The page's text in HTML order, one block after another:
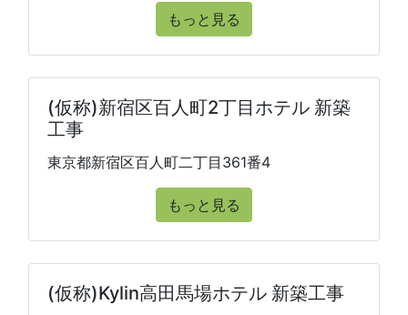
もっと見る
(仮称)新宿区百人町2丁目ホテル 新築
工事
東京都新宿区百人町二丁目361番4
もっと見る
(仮称)Kylin高田馬場ホテル 新築工事